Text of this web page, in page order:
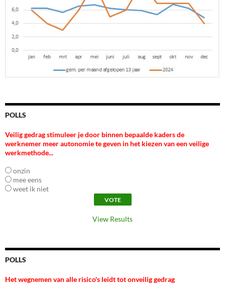
POLLS
Veilig gedrag stimuleer je door binnen bepaalde kaders de
werknemer meer autonomie te geven in het kiezen van een veilige
werkmethode...
onzin
mee eens
weet ik niet
View Results
POLLS
Het wegnemen van alle risico's leidt tot onveilig gedrag